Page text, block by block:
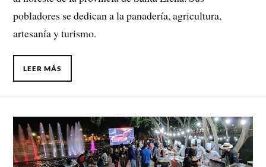
pobladores se dedican a la panadería, agricultura,
artesanía y turismo.
LEER MÁS